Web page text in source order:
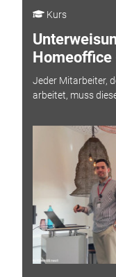
Kurs
Jeder Mitarbeiter,
arbeitet, muss